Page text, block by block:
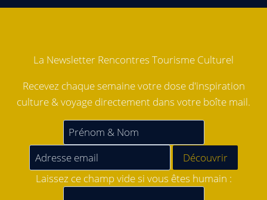
La Newsletter Rencontres Tourisme Culturel
Recevez chaque semaine votre dose d'inspiration
culture & voyage directement dans votre boîte mail.
Laissez ce champ vide si vous êtes humain :